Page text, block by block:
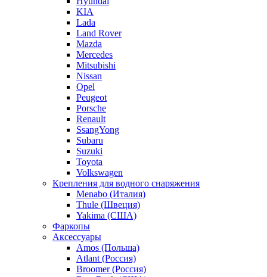
KIA
Lada
Land Rover
Mazda
Mercedes
Mitsubishi
Nissan
Opel
Peugeot
Porsche
Renault
SsangYong
Subaru
Suzuki
Toyota
Volkswagen
Крепления для водного снаряжения
Menabo (Италия)
Thule (Швеция)
Yakima (США)
Фаркопы
Аксессуары
Amos (Польша)
Atlant (Россия)
Broomer (Россия)